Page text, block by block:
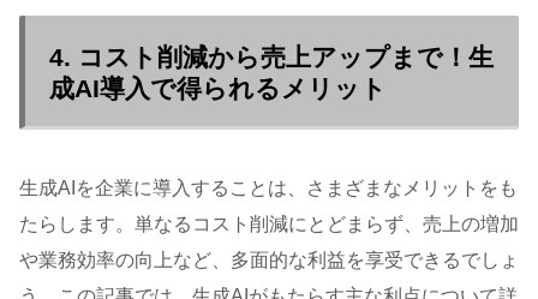
4. コスト削減から売上アップまで！生
成AI導入で得られるメリット
生成AIを企業に導入することは、さまざまなメリットをも
たらします。単なるコスト削減にとどまらず、売上の増加
や業務効率の向上など、多面的な利益を享受できるでしょ